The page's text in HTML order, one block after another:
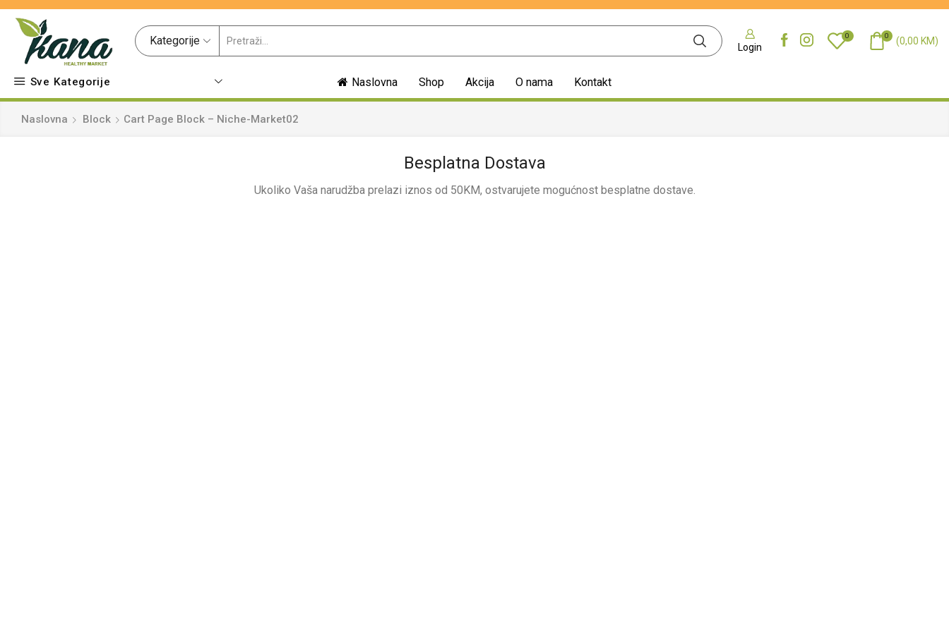
Kategorije Login
0 0 (0,00 KM)
Sve Kategorije Naslovna Shop Akcija O nama Kontakt
Naslovna Block Cart Page Block – Niche-Market02
Besplatna Dostava
Ukoliko Vaša narudžba prelazi iznos od 50KM, ostvarujete mogućnost besplatne dostave.